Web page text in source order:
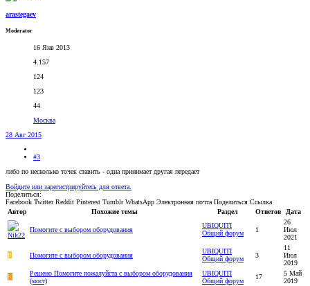
arastegaev
Moderator
16 Янв 2013
4.157
124
123
44
Москва
28 Авг 2015
#3
либо по несколько точек ставить - одна принимает другая передает
Войдите или зарегистрируйтесь для ответа.
Поделиться:
Facebook Twitter Reddit Pinterest Tumblr WhatsApp Электронная почта Поделиться Ссылка
Автор
Похожие темы Раздел Ответов Дата
Помогите с выбором оборудования
UBIQUITI
Общий форум
1
26
Июл
2021
P Помогите с выбором оборудования
UBIQUITI
Общий форум
3
11
Июл
2019
K
Решено Помогите пожалуйста с выбором оборудования
(мост)
UBIQUITI
Общий форум
17
5 Май
2019